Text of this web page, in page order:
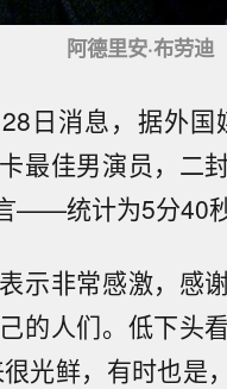
阿德里安·布劳迪
日消息，据外国
最佳男演员，二
——统计为5分40秒
示非常感激，感
的人们。低下头
光鲜，有时也是